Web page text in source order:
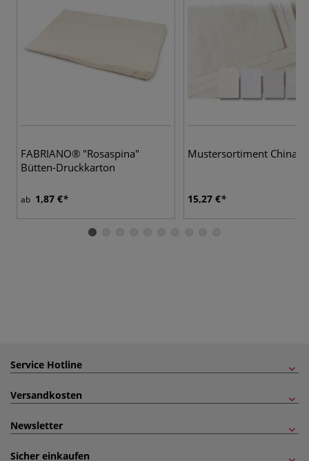
FABRIANO® "Rosaspina"
Bütten-Druckkarton
ab 1,87 €
Mustersortiment
15,27 €
Service Hotline
Versandkosten
Newsletter
Sicher einkaufen